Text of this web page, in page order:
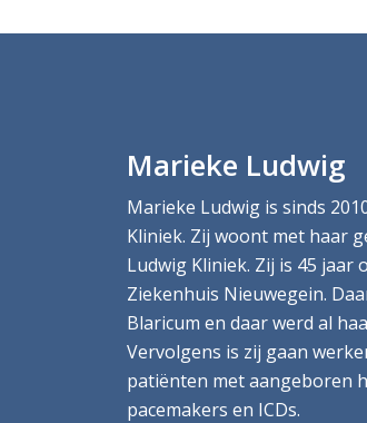
Marieke Ludwig
Marieke Ludwig is sinds
Kliniek. Zij woont met haar
Ludwig Kliniek. Zij is 45
Ziekenhuis Nieuwegein.
Blaricum en daar werd al
Vervolgens is zij gaan
patiënten met aangeboren
pacemakers en ICDs.